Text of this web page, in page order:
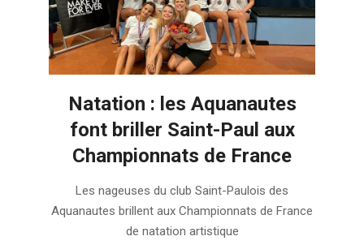
Natation : les Aquanautes
font briller Saint-Paul aux
Championnats de France
23
Les nageuses du club Saint-Paulois des
Aquanautes brillent aux Championnats de France
de natation artistique